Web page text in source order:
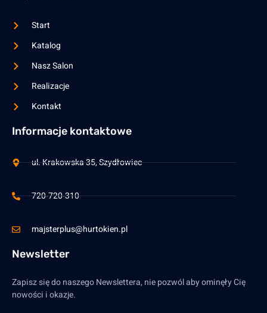
Start
Katalog
Nasz Salon
Realizacje
Kontakt
Informacje kontaktowe
ul. Krakowska 35, Szydłowiec
720-720-310
majsterplus@hurtokien.pl
Newsletter
Zapisz się do naszego Newslettera, nie pozwól aby ominęły Cię
nowości i okazje.